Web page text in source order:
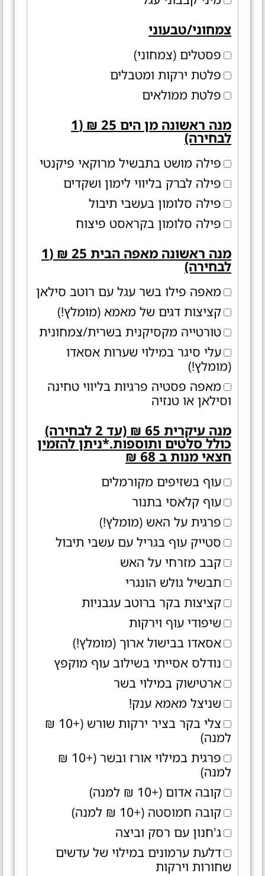
צמחוני/טבעוני
פסטלים (צמחוני)
פלטת ירקות ומטבלים
פלטת ממולאים
מנה ראשונה מן הים 25 ₪ (1
לבחירה)
פילה מושט בתבשיל מרוקאי פיקנטי
פילה לברק בליווי לימון ושקדים
פילה סלומון בעשבי תיבול
פילה סלומון בקראסט פיצוח
מנה ראשונה מאפה הבית 25 ₪ (1
לבחירה)
מאפה פילו בשר עגל עם רוטב סילאן
קציצות דגים של מאמא (מומלץ!)
טורטייה מקסיקנית בשרית/צמחונית
עלי סיגר במילוי שערות אסאדו
(מומלץ!)
מאפה פסטיה פרגיות בליווי טחינה
וסילאן או טנזיה
מנה עיקרית 65 ₪ (עד 2 לבחירה)
כולל סלטים ותוספות.*ניתן להזמין
חצאי מנות ב 68 ₪
עוף בשזיפים מקורמלים
עוף קלאסי בתנור
פרגית על האש (מומלץ!)
סטייק עוף בגריל עם עשבי תיבול
קבב מזרחי על האש
תבשיל גולש הונגרי
קציצות בקר ברוטב עגבניות
שיפודי עוף וירקות
אסאדו בבישול ארוך (מומלץ!)
נודלס אסייתי בשילוב עוף מוקפץ
ארטישוק במילוי בשר
שניצל מאמא ענק!
צלי בקר בציר ירקות שורש (+10 ₪
למנה)
פרגית במילוי אורז ובשר (+10 ₪
למנה)
קובה אדום (+10 ₪ למנה)
קובה חמוסטה (+10 ₪ למנה)
ג'חנון עם רסק וביצה
דלעת ערמונים במילוי של עדשים
שחורות וירקות